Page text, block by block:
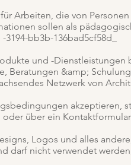
Arbeiten, die von
sollen als
3194-bb3b-136bad5cf58d_
und -Dienstleistungen
Beratungen &amp;
Netzwerk von
akzeptieren,
über ein
Logos und alles
darf nicht verwendet